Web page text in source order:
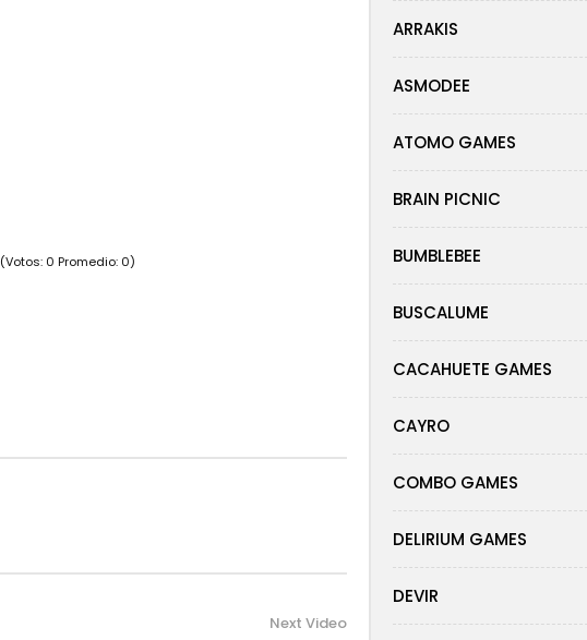
(Votos: 0 Promedio: 0)
Next Video
ARRAKIS
ASMODEE
ATOMO GAMES
BRAIN PICNIC
BUMBLEBEE
BUSCALUME
CACAHUETE GAMES
CAYRO
COMBO GAMES
DELIRIUM GAMES
DEVIR